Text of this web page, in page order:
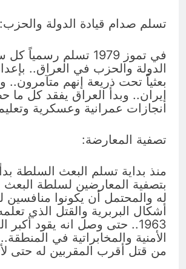
تسلم صدام قيادة الدولة والحزب:
في تموز 1979 تسلم
بعثياً تحت ذريعة إنهم متآمرون..
إيران.. وبدأ العراق يفقد كل
انجازات عمرانية وعسكرية
تصفية المعارضة:
منذ بداية تسلم البعث السلطة
بتصفية المعارضين لسلطة البعث
له والمحتمل أن يكونوا
أشكال البربرية والقتل الذي
1963.. حتى وصل انه يقود
الأمنية والمخابراتية في
من قتل أقرب المقربين له حتى